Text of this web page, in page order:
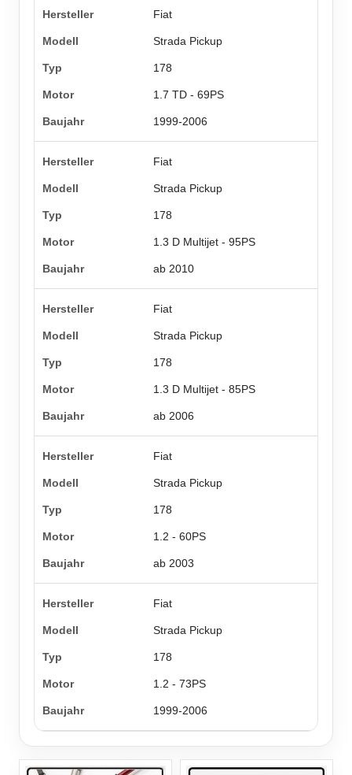
Fiat
Strada Pickup
178
1.7 TD - 69PS
1999-2006
Fiat
Strada Pickup
178
1.3 D Multijet - 95PS
ab 2010
Fiat
Strada Pickup
178
1.3 D Multijet - 85PS
ab 2006
Fiat
Strada Pickup
178
1.2 - 60PS
ab 2003
Fiat
Strada Pickup
178
1.2 - 73PS
1999-2006